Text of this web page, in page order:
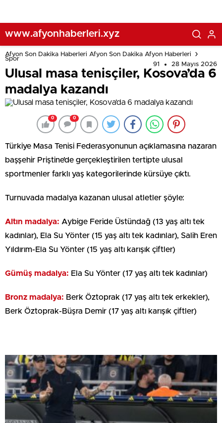
www.afyonhaberleri.xyz
Afyon Son Dakika Haberleri Afyon Son Dakika Afyon Haberleri
Spor
91
28 Mayıs 2026
Ulusal masa tenisçiler, Kosova’da 6
madalya kazandı
0 0
Türkiye Masa Tenisi Federasyonunun açıklamasına nazaran
başşehir Priştine’de gerçekleştirilen tertipte ulusal
sportmenler farklı yaş kategorilerinde kürsüye çıktı.
Turnuvada madalya kazanan ulusal atletler şöyle:
Altın madalya: Aybige Feride Üstündağ (13 yaş altı tek
kadınlar), Ela Su Yönter (15 yaş altı tek kadınlar), Salih Eren
Yıldırım-Ela Su Yönter (15 yaş altı karışık çiftler)
Gümüş madalya: Ela Su Yönter (17 yaş altı tek kadınlar)
Bronz madalya: Berk Öztoprak (17 yaş altı tek erkekler),
Berk Öztoprak-Büşra Demir (17 yaş altı karışık çiftler)